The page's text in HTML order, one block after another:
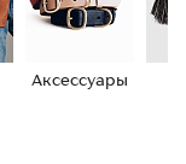
Аксессуары